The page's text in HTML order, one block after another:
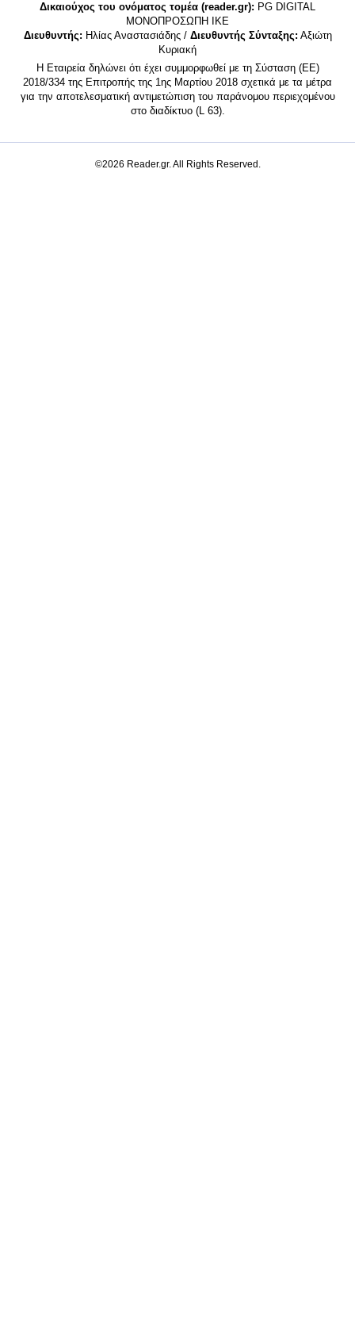
Δικαιούχος του ονόματος τομέα (reader.gr): PG DIGITAL
MONΟΠΡΟΣΩΠΗ ΙΚΕ
Διευθυντής: Ηλίας Αναστασιάδης / Διευθυντής Σύνταξης: Αξιώτη
Κυριακή
Η Εταιρεία δηλώνει ότι έχει συμμορφωθεί με τη Σύσταση (ΕΕ)
2018/334 της Επιτροπής της 1ης Μαρτίου 2018 σχετικά με τα μέτρα
για την αποτελεσματική αντιμετώπιση του παράνομου περιεχομένου
στο διαδίκτυο (L 63).
©2026 Reader.gr. All Rights Reserved.